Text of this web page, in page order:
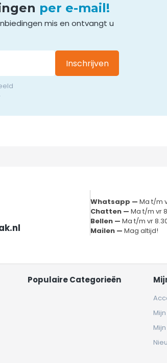
per e-mail!
mis en ontvangt u
Inschrijven
Whatsapp —Ma t/m
Chatten —Ma t/m vr
Bellen —Ma t/m vr
Mailen —Mag altijd!
Populaire Categorieën